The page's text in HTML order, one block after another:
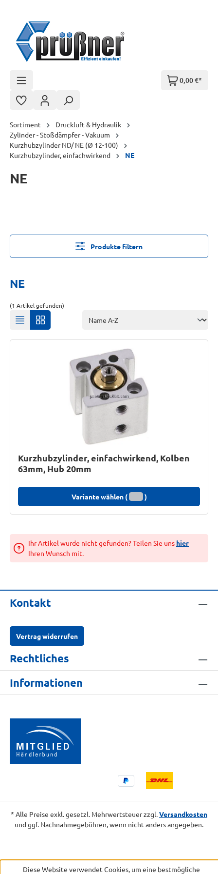
0,00 €*
Sortiment
Druckluft & Hydraulik
Zylinder - Stoßdämpfer - Vakuum
Kurzhubzylinder ND/ NE (Ø 12-100)
Kurzhubzylinder, einfachwirkend
NE
NE
Produkte filtern
NE
(1 Artikel gefunden)
Kurzhubzylinder, einfachwirkend, Kolben
63mm, Hub 20mm
Variante wählen ( )
Ihr Artikel wurde nicht gefunden? Teilen Sie uns hier
Ihren Wunsch mit.
Kontakt
Vertrag widerrufen
Rechtliches
Informationen
* Alle Preise exkl. gesetzl. Mehrwertsteuer zzgl.Versandkosten
und ggf. Nachnahmegebühren, wenn nicht anders angegeben.
Diese Website verwendet Cookies, um eine bestmögliche